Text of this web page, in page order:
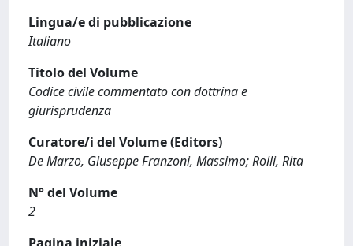
Lingua/e di pubblicazione
Italiano
Titolo del Volume
Codice civile commentato con dottrina e
giurisprudenza
Curatore/i del Volume (Editors)
De Marzo, Giuseppe Franzoni, Massimo; Rolli, Rita
N° del Volume
2